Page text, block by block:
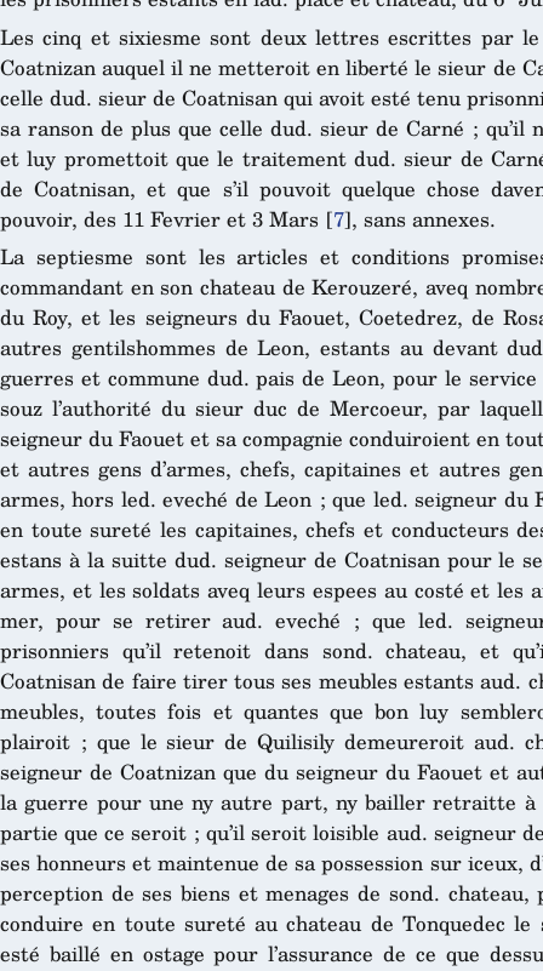
Les cinq et sixiesme sont deux lettres escrittes par
Coatnizan auquel il ne metteroit en liberté le sieur de
celle dud. sieur de Coatnisan qui avoit esté tenu
sa ranson de plus que celle dud. sieur de Carné ; qu’il
et luy promettoit que le traitement dud. sieur de
de Coatnisan, et que s’il pouvoit quelque chose
pouvoir, des 11 Fevrier et 3 Mars [7], sans annexes.
La septiesme sont les articles et conditions
commandant en son chateau de Kerouzeré, aveq
du Roy, et les seigneurs du Faouet, Coetedrez, de
autres gentilshommes de Leon, estants au devant
guerres et commune dud. pais de Leon, pour le
souz l’authorité du sieur duc de Mercoeur, par
seigneur du Faouet et sa compagnie conduiroient en
et autres gens d’armes, chefs, capitaines et autres
armes, hors led. eveché de Leon ; que led. seigneur
en toute sureté les capitaines, chefs et conducteurs
estans à la suitte dud. seigneur de Coatnisan pour le
armes, et les soldats aveq leurs espees au costé et
mer, pour se retirer aud. eveché ; que led.
prisonniers qu’il retenoit dans sond. chateau, et
Coatnisan de faire tirer tous ses meubles estants aud.
meubles, toutes fois et quantes que bon luy
plairoit ; que le sieur de Quilisily demeureroit aud.
seigneur de Coatnizan que du seigneur du Faouet et
la guerre pour une ny autre part, ny bailler retraitte à
partie que ce seroit ; qu’il seroit loisible aud. seigneur
ses honneurs et maintenue de sa possession sur iceux,
perception de ses biens et menages de sond.
conduire en toute sureté au chateau de Tonquedec
esté baillé en ostage pour l’assurance de ce que